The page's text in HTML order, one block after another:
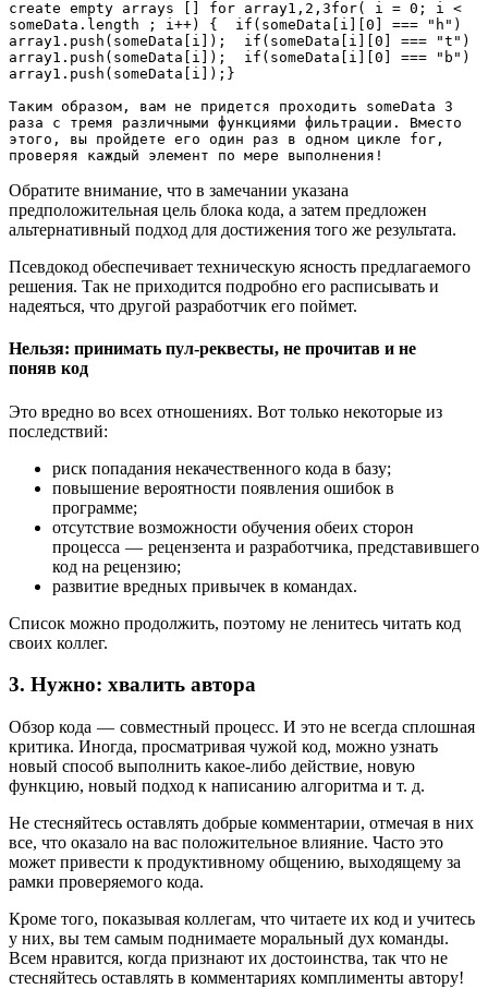
create empty arrays [] for array1,2,3for( i = 0; i <
someData.length ; i++) {  if(someData[i][0] === "h")
array1.push(someData[i]);  if(someData[i][0] === "t")
array1.push(someData[i]);  if(someData[i][0] === "b")
array1.push(someData[i]);}
Таким образом, вам не придется проходить someData 3
раза с тремя различными функциями фильтрации. Вместо
этого, вы пройдете его один раз в одном цикле for,
проверяя каждый элемент по мере выполнения!
Обратите внимание, что в замечании указана
предположительная цель блока кода, а затем предложен
альтернативный подход для достижения того же результата.
Псевдокод обеспечивает техническую ясность предлагаемого
решения. Так не приходится подробно его расписывать и
надеяться, что другой разработчик его поймет.
Нельзя: принимать пул-реквесты, не прочитав и не
поняв код
Это вредно во всех отношениях. Вот только некоторые из
последствий:
риск попадания некачественного кода в базу;
повышение вероятности появления ошибок в
программе;
отсутствие возможности обучения обеих сторон
процесса — рецензента и разработчика, представившего
код на рецензию;
развитие вредных привычек в командах.
Список можно продолжить, поэтому не ленитесь читать код
своих коллег.
3. Нужно: хвалить автора
Обзор кода — совместный процесс. И это не всегда сплошная
критика. Иногда, просматривая чужой код, можно узнать
новый способ выполнить какое-либо действие, новую
функцию, новый подход к написанию алгоритма и т. д.
Не стесняйтесь оставлять добрые комментарии, отмечая в них
все, что оказало на вас положительное влияние. Часто это
может привести к продуктивному общению, выходящему за
рамки проверяемого кода.
Кроме того, показывая коллегам, что читаете их код и учитесь
у них, вы тем самым поднимаете моральный дух команды.
Всем нравится, когда признают их достоинства, так что не
стесняйтесь оставлять в комментариях комплименты автору!